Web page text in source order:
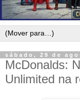
sábado, 29 de
McDonalds:
Unlimited na